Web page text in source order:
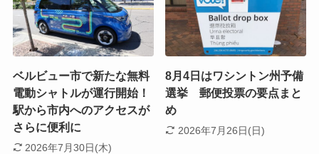
ベルビュー市で新たな無料
電動シャトルが運行開始！
駅から市内へのアクセスが
さらに便利に
2026年7月30日(木)
8月4日はワシントン州予備
選挙 郵便投票の要点まと
め
2026年7月26日(日)